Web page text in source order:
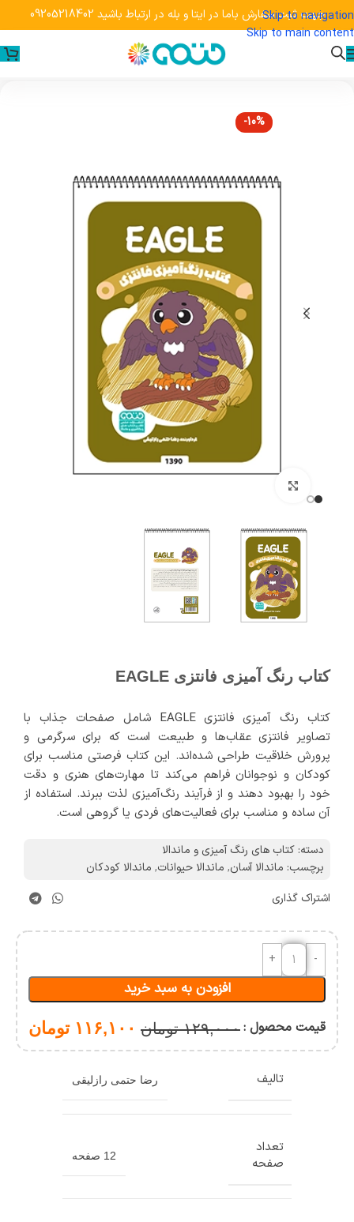
Skip to navigation
Skip to main content
جهت ثبت سفارش باما در ایتا و بله در ارتباط باشید 09205218402
-10%
کتاب رنگ آمیزی فانتزی EAGLE
کتاب رنگ آمیزی فانتزی EAGLE شامل صفحات جذاب با
تصاویر فانتزی عقاب‌ها و طبیعت است که برای سرگرمی و
پرورش خلاقیت طراحی شده‌اند. این کتاب فرصتی مناسب برای
کودکان و نوجوانان فراهم می‌کند تا مهارت‌های هنری و دقت
خود را بهبود دهند و از فرآیند رنگ‌آمیزی لذت ببرند. استفاده از
آن ساده و مناسب برای فعالیت‌های فردی یا گروهی است.
دسته: کتاب های رنگ آمیزی و ماندالا
برچسب: ماندالا آسان, ماندالا حیوانات, ماندالا کودکان
اشتراک گذاری
افزودن به سبد خرید
قیمت محصول :۱۲۹,۰۰۰ تومان ۱۱۶,۱۰۰ تومان
تالیف رضا حتمی رازلیقی
تعداد
صفحه
12 صفحه